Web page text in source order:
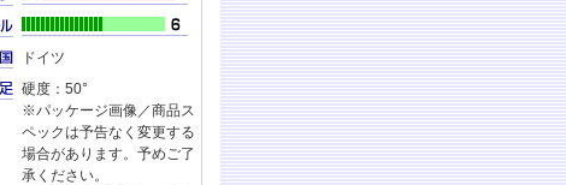
ドイツ
硬度：50°
※パッケージ画像／商品ス
ペックは予告なく変更する
場合があります。予めご了
承ください。